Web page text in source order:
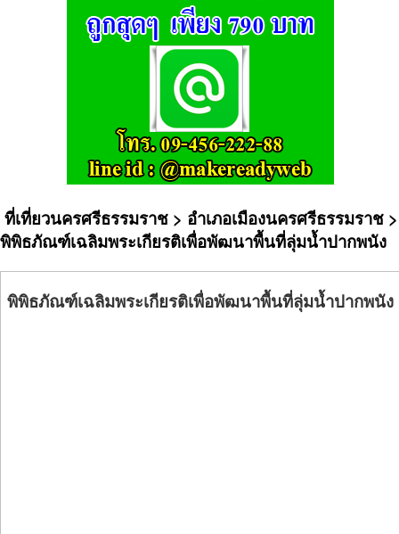
ที่เที่ยวนครศรีธรรมราช > อำเภอเมืองนครศรีธรรมราช >
พิพิธภัณฑ์เฉลิมพระเกียรติเพื่อพัฒนาพื้นที่ลุ่มน้ำปากพนัง
พิพิธภัณฑ์เฉลิมพระเกียรติเพื่อพัฒนาพื้นที่ลุ่มน้ำปากพนัง